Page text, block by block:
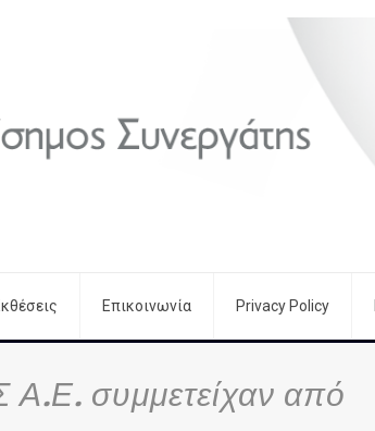
Επικοινωνία Privacy Policy
συμμετείχαν από